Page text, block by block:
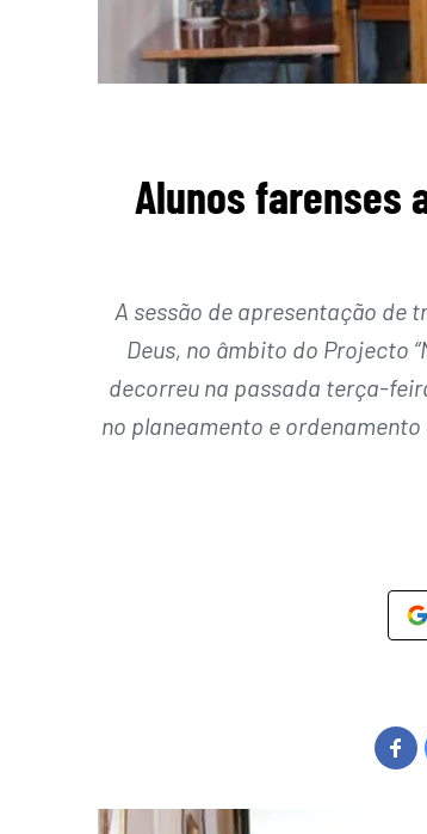
Alunos farenses
A sessão de apresentação de
Deus, no âmbito do Projecto
decorreu na passada terça-
no planeamento e